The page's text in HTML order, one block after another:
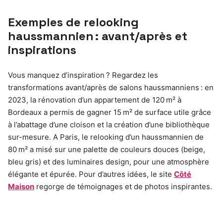
Exemples de relooking
haussmannien : avant/après et
inspirations
Vous manquez d’inspiration ? Regardez les
transformations avant/après de salons haussmanniens : en
2023, la rénovation d’un appartement de 120 m² à
Bordeaux a permis de gagner 15 m² de surface utile grâce
à l’abattage d’une cloison et la création d’une bibliothèque
sur-mesure. A Paris, le relooking d’un haussmannien de
80 m² a misé sur une palette de couleurs douces (beige,
bleu gris) et des luminaires design, pour une atmosphère
élégante et épurée. Pour d’autres idées, le site Côté
Maison regorge de témoignages et de photos inspirantes.